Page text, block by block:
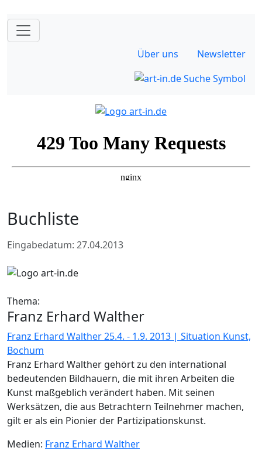
Über uns Newsletter
Buchliste
Eingabedatum: 27.04.2013
Thema:
Franz Erhard Walther
Franz Erhard Walther 25.4. - 1.9. 2013 | Situation Kunst,
Bochum
Franz Erhard Walther gehört zu den international
bedeutenden Bildhauern, die mit ihren Arbeiten die
Kunst maßgeblich verändert haben. Mit seinen
Werksätzen, die aus Betrachtern Teilnehmer machen,
gilt er als ein Pionier der Partizipationskunst.
Medien: Franz Erhard Walther